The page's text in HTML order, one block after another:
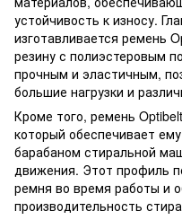
устойчивость к износу.
изготавливается ремень
резину с полиэстеровым
прочным и эластичным,
большие нагрузки и
Кроме того, ремень
который обеспечивает
барабаном стиральной
движения. Этот профиль
ремня во время работы и
производительность